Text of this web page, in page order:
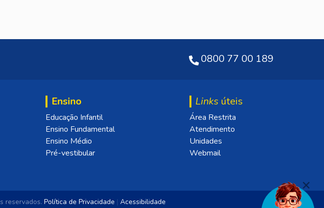
0800 77 00 189
Ensino
Educação Infantil
Ensino Fundamental
Ensino Médio
Pré-vestibular
Links úteis
Área Restrita
Atendimento
Unidades
Webmail
reservados. Política de Privacidade | Acessibilidade